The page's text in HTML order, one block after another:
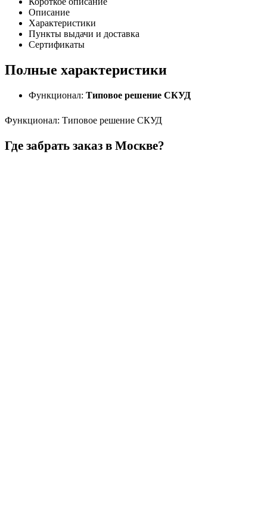
Описание
Характеристики
Пункты выдачи и доставка
Сертификаты
Полные характеристики
Функционал: Типовое решение СКУД
Функционал: Типовое решение СКУД
Где забрать заказ в Москве?